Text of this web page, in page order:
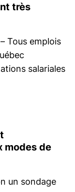
très
Tous emplois
salariales
modes de
un sondage